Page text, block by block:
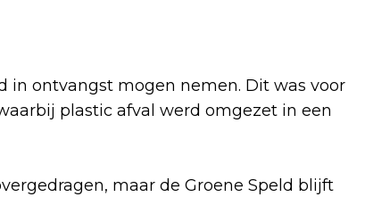
in ontvangst mogen nemen. Dit was voor
plastic afval werd omgezet in een
maar de Groene Speld blijft